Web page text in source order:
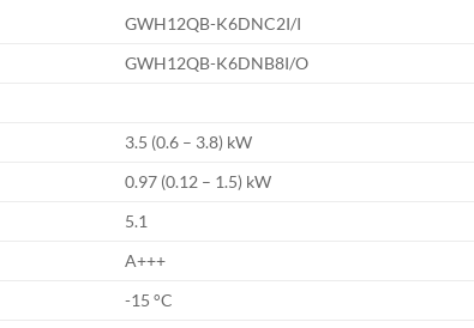
GWH12QB-K6DNC2I/I
GWH12QB-K6DNB8I/O
3.5 (0.6 – 3.8) kW
0.97 (0.12 – 1.5) kW
5.1
A+++
-15 °C